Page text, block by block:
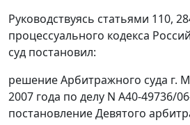
Руководствуясь статьями 110,
процессуального кодекса
суд постановил:
решение Арбитражного суда г.
2007 года по делу N А40-49736/
постановление Девятого